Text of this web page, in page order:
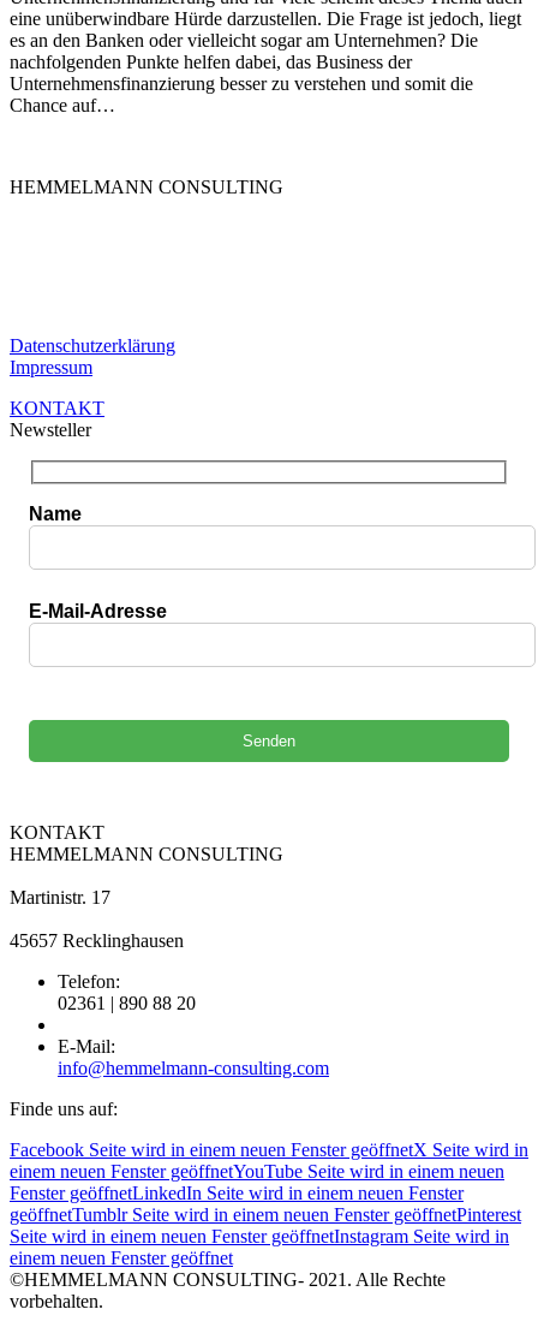
eine unüberwindbare Hürde darzustellen. Die Frage ist jedoch, liegt
es an den Banken oder vielleicht sogar am Unternehmen? Die
nachfolgenden Punkte helfen dabei, das Business der
Unternehmensfinanzierung besser zu verstehen und somit die
Chance auf…
HEMMELMANN CONSULTING
Datenschutzerklärung
Impressum
KONTAKT
Newsteller
Name
E-Mail-Adresse
KONTAKT
HEMMELMANN CONSULTING
Martinistr. 17
45657 Recklinghausen
Telefon:
02361 | 890 88 20
E-Mail:
info@hemmelmann-consulting.com
Finde uns auf:
Facebook Seite wird in einem neuen Fenster geöffnetX Seite wird in
einem neuen Fenster geöffnetYouTube Seite wird in einem neuen
Fenster geöffnetLinkedIn Seite wird in einem neuen Fenster
geöffnetTumblr Seite wird in einem neuen Fenster geöffnetPinterest
Seite wird in einem neuen Fenster geöffnetInstagram Seite wird in
einem neuen Fenster geöffnet
©HEMMELMANN CONSULTING- 2021. Alle Rechte
vorbehalten.